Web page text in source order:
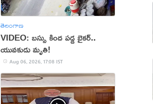
తెలంగాణ
VIDEO: బస్సు కింద పడ్డ బైకర్..
యువకుడు మృతి!
Aug 06, 2026, 17:08 IST